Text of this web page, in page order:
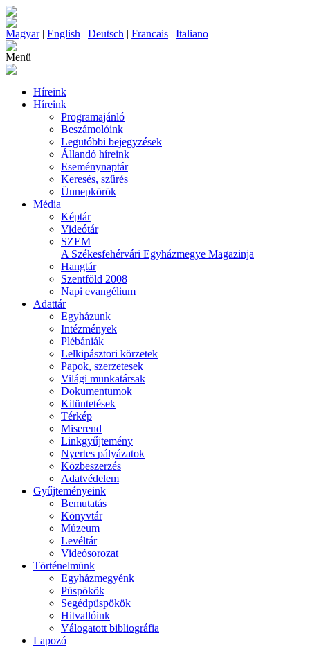
Magyar| English | Deutsch | Francais | Italiano
Menü
Híreink
Híreink
Programajánló
Beszámolóink
Legutóbbi bejegyzések
Állandó híreink
Eseménynaptár
Keresés, szűrés
Ünnepkörök
Média
Képtár
Videótár
SZEM
A Székesfehérvári Egyházmegye Magazinja
Hangtár
Szentföld 2008
Napi evangélium
Adattár
Egyházunk
Intézmények
Plébániák
Lelkipásztori körzetek
Papok, szerzetesek
Világi munkatársak
Dokumentumok
Kitüntetések
Térkép
Miserend
Linkgyűjtemény
Nyertes pályázatok
Közbeszerzés
Adatvédelem
Gyűjteményeink
Bemutatás
Könyvtár
Múzeum
Levéltár
Videósorozat
Történelmünk
Egyházmegyénk
Püspökök
Segédpüspökök
Hitvallóink
Válogatott bibliográfia
Lapozó